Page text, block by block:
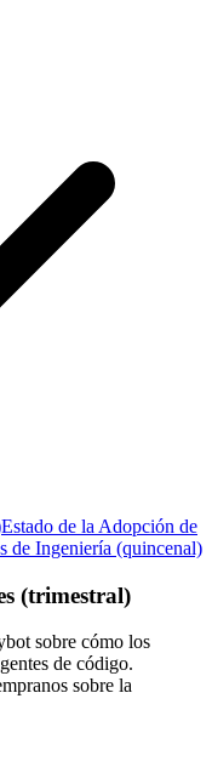
Estado de la Adopción de
de Ingeniería (quincenal)
(trimestral)
sobre cómo los
de código.
sobre la